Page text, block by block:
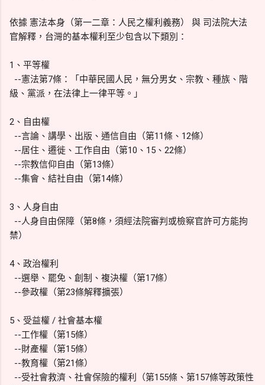
依據 憲法本身（第一二章：人民之權利義務） 與 司法院大法
官解釋，台灣的基本權利至少包含以下類別：
1、平等權
--憲法第7條：「中華民國人民，無分男女、宗教、種族、階
級、黨派，在法律上一律平等。」
2、自由權
--言論、講學、出版、通信自由（第11條、12條）
--居住、遷徙、工作自由（第10、15、22條）
--宗教信仰自由（第13條）
--集會、結社自由（第14條）
3、人身自由
--人身自由保障（第8條，須經法院審判或檢察官許可方能拘
禁）
4、政治權利
--選舉、罷免、創制、複決權（第17條）
--參政權（第23條解釋擴張）
5、受益權 / 社會基本權
--工作權（第15條）
--財產權（第15條）
--教育權（第21條）
--受社會救濟、社會保險的權利（第155條、第157條等政策性